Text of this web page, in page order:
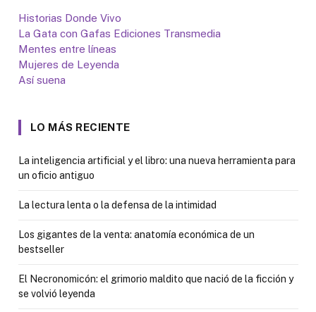
Historias Donde Vivo
La Gata con Gafas Ediciones Transmedia
Mentes entre líneas
Mujeres de Leyenda
Así suena
LO MÁS RECIENTE
La inteligencia artificial y el libro: una nueva herramienta para
un oficio antiguo
La lectura lenta o la defensa de la intimidad
Los gigantes de la venta: anatomía económica de un
bestseller
El Necronomicón: el grimorio maldito que nació de la ficción y
se volvió leyenda